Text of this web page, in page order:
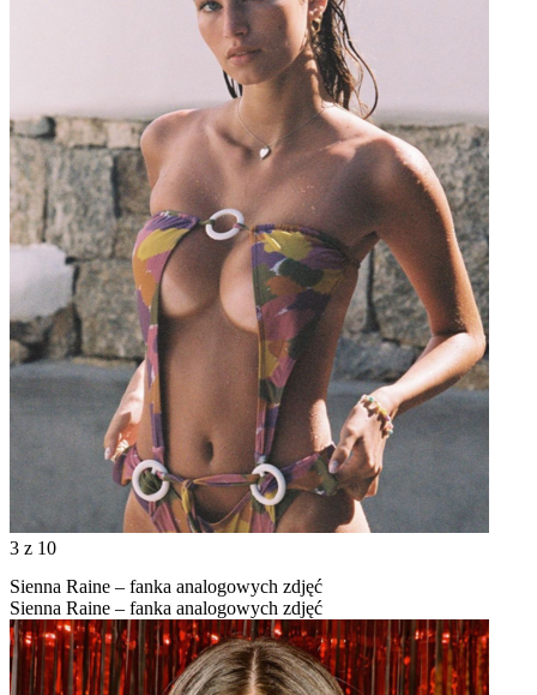
3 z 10
Sienna Raine – fanka analogowych zdjęć
Sienna Raine – fanka analogowych zdjęć